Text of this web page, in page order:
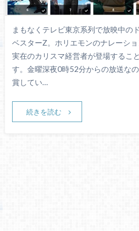
まもなくテレビ東京系列で放映中の
ベスターZ。ホリエモンのナレーショ
実在のカリスマ経営者が登場するこ
す。金曜深夜0時52分からの放送な
賞してい…
続きを読む